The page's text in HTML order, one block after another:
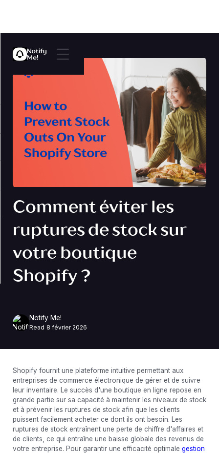
Comment éviter les
ruptures de stock sur
votre boutique
Shopify ?
Notify Me!
Read 8 février 2026
Shopify fournit une plateforme intuitive permettant aux
entreprises de commerce électronique de gérer et de suivre
leur inventaire. Le succès d'une boutique en ligne repose en
grande partie sur sa capacité à maintenir les niveaux de stock
et à prévenir les ruptures de stock afin que les clients
puissent facilement acheter ce dont ils ont besoin. Les
ruptures de stock entraînent une perte de chiffre d'affaires et
de clients, ce qui entraîne une baisse globale des revenus de
votre entreprise. Pour garantir une efficacité optimale gestion